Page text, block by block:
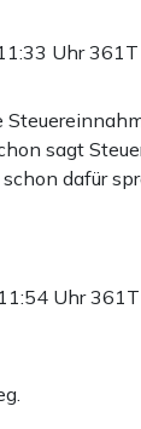
Uhr361T
sagt
dafür
Uhr361T